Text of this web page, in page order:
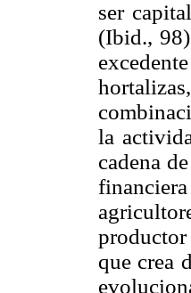
ser
(Ibid.,
la
cadena
que crea